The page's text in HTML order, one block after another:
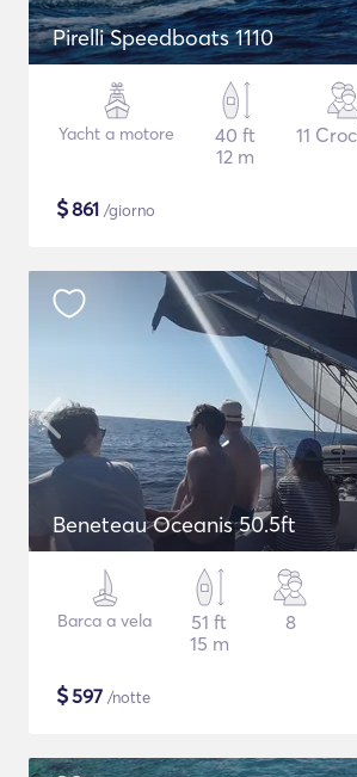
Pirelli Speedboats 1110
Yacht a motore
40 ft
12 m
11
$861 /giorno
Beneteau Oceanis 50.5ft
Barca a vela
51 ft
15 m
8
$597 /notte